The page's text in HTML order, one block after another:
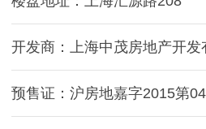
开发商：上海中茂房地产开发
预售证：沪房地嘉字2015第